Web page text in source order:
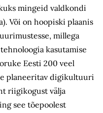
mingeid valdkondi
Või on hoopiski plaanis
millega
kasutamise
Eesti 200 veel
planeeritav digikultuuri
riigikogust välja
see tõepoolest